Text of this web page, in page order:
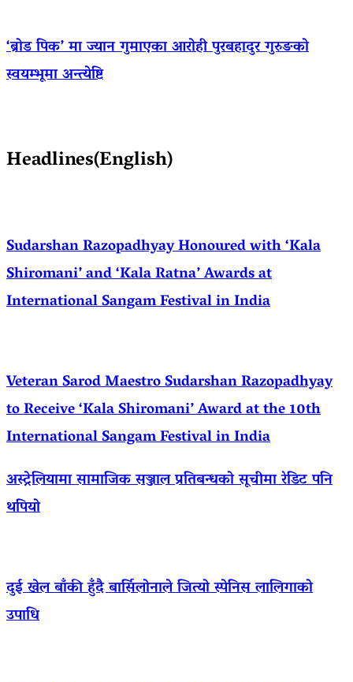
‘ब्रोड पिक’ मा ज्यान गुमाएका आराेही पुरबहादुर गुरुङको
स्वयम्भूमा अन्त्येष्टि
Headlines(English)
Sudarshan Razopadhyay Honoured with ‘Kala
Shiromani’ and ‘Kala Ratna’ Awards at
International Sangam Festival in India
Veteran Sarod Maestro Sudarshan Razopadhyay
to Receive ‘Kala Shiromani’ Award at the 10th
International Sangam Festival in India
अस्ट्रेलियामा सामाजिक सञ्जाल प्रतिबन्धको सूचीमा रेडिट पनि
थपियो
दुई खेल बाँकी हुँदै बार्सिलोनाले जित्यो स्पेनिस लालिगाको
उपाधि